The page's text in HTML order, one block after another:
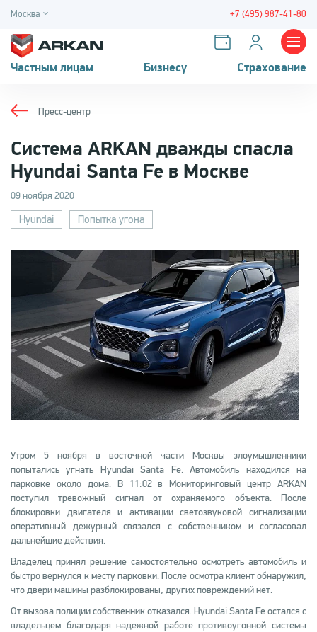
Москва +7 (495) 987-41-80
Частным лицам Бизнесу Страхование
Пресс-центр
Система ARKAN дважды спасла
Hyundai Santa Fe в Москве
09 ноября 2020
Hyundai Попытка угона
Утром 5 ноября в восточной части Москвы злоумышленники
попытались угнать Hyundai Santa Fe. Автомобиль находился на
парковке около дома. В 11:02 в Мониторинговый центр ARKAN
поступил тревожный сигнал от охраняемого объекта. После
блокировки двигателя и активации светозвуковой сигнализации
оперативный дежурный связался с собственником и согласовал
дальнейшие действия.
Владелец принял решение самостоятельно осмотреть автомобиль и
быстро вернулся к месту парковки. После осмотра клиент обнаружил,
что двери машины разблокированы, других повреждений нет.
От вызова полиции собственник отказался. Hyundai Santa Fe остался с
владельцем благодаря надежной работе противоугонной системы